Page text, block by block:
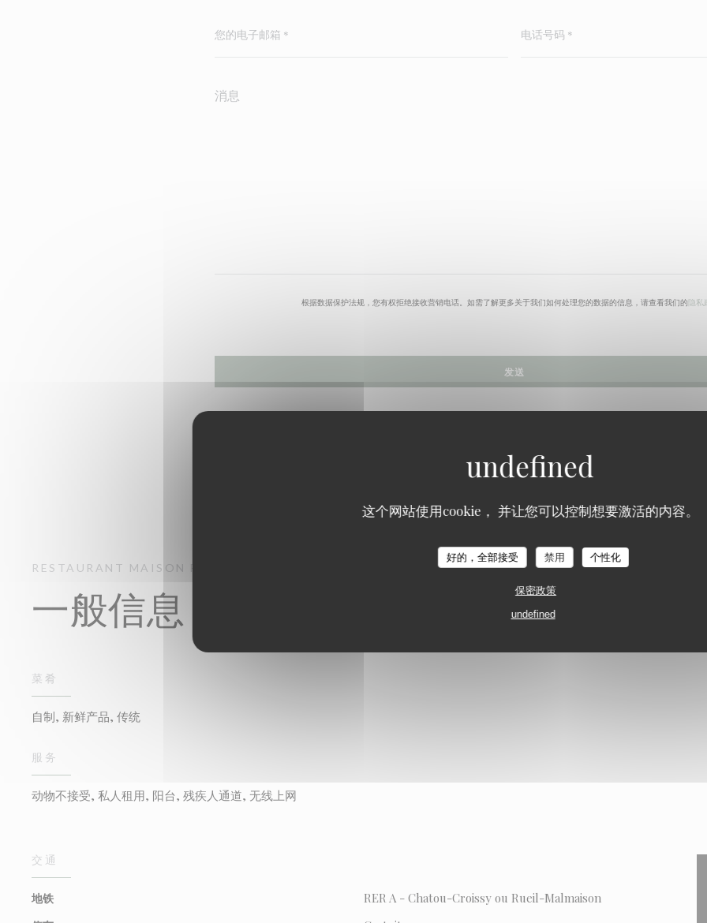
这个网站使用cookie， 并让您可以控制想要激活的内容。
好的，全部接受 禁用 个性化
保密政策
undefined
根据数据保护法规，您有权拒绝接收营销电话。如需了解更多关于我们如何处理您的数据的信息，请查看我们的隐私
RESTAURANT MAISON FOURNAISE
一般信息
菜肴
自制, 新鲜产品, 传统
服务
动物不接受, 私人租用, 阳台, 残疾人通道, 无线上网
交通
地铁 RER A - Chatou-Croissy ou Rueil-Malmaison